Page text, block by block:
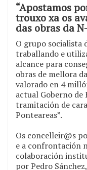
“Apostamos
trouxo xa os
das obras da
O grupo socialista
traballando e
alcance para
obras de mellora
valorado en 4
actual Goberno de
tramitación de
Ponteareas”.
Os concelleir@s
e a confrontación
colaboración
por Pedro